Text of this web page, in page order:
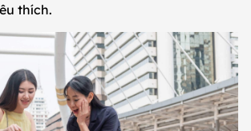
thích.